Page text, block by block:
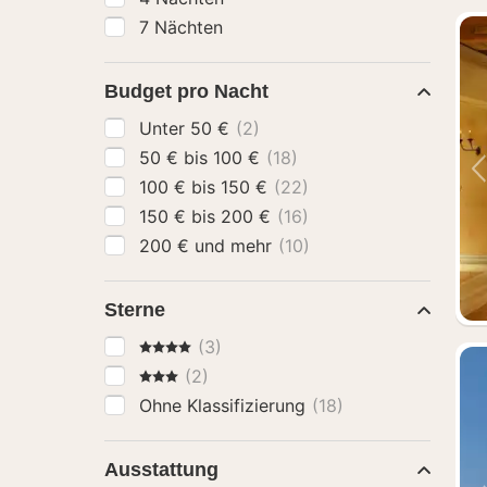
7 Nächten
Budget pro Nacht
Unter 50 € (2)
50 € bis 100 € (18)
100 € bis 150 € (22)
150 € bis 200 € (16)
200 € und mehr (10)
Sterne
4 Sterne(3)
3 Sterne
(2)
Ohne Klassifizierung (18)
Ausstattung